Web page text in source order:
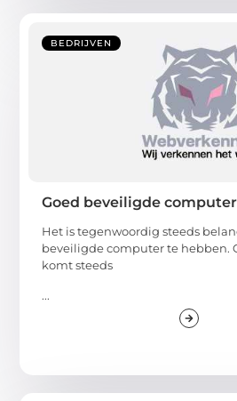
BEDRIJVEN
Goed beveiligde computer
Het is tegenwoordig steeds
beveiligde computer te hebben.
komt steeds
...